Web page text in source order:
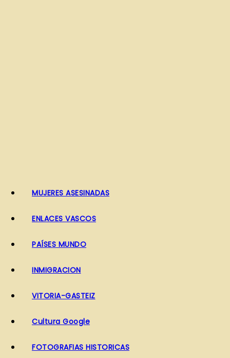
MUJERES ASESINADAS
ENLACES VASCOS
PAÍSES MUNDO
INMIGRACION
VITORIA-GASTEIZ
Cultura Google
FOTOGRAFIAS HISTORICAS